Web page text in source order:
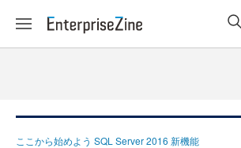
ここから始めよう SQL Server 2016 新機能